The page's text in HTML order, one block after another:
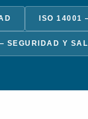
ISO 14001
SEGURIDAD Y